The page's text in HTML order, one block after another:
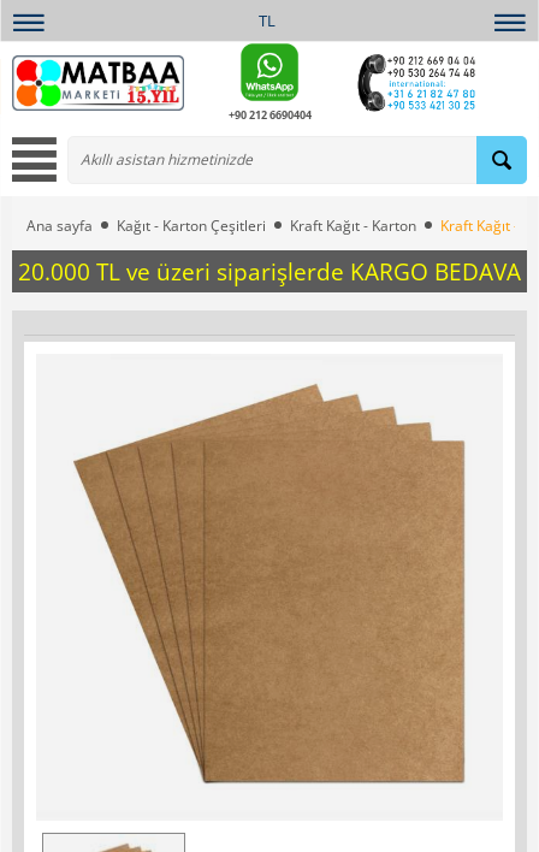
TL
+90 212 6690404
Ana sayfa Kağıt - Karton Çeşitleri Kraft Kağıt - Karton Kraft Kağıt –
20.000 TL ve üzeri siparişlerde KARGO BEDAVA